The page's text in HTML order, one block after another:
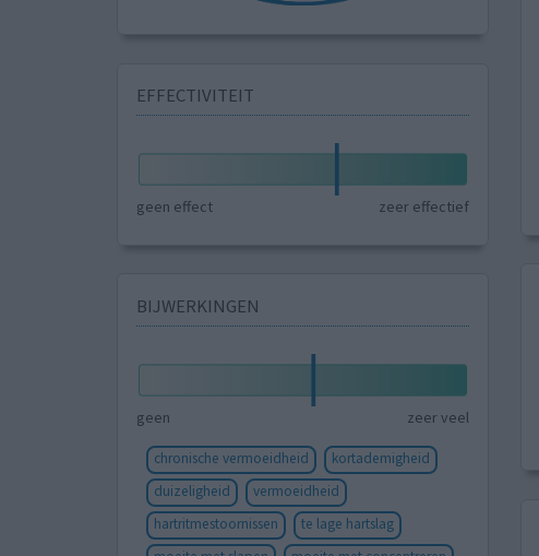
EFFECTIVITEIT
geen effect zeer effectief
BIJWERKINGEN
geen zeer veel
chronische vermoeidheid
kortademigheid
duizeligheid
vermoeidheid
hartritmestoornissen
te lage hartslag